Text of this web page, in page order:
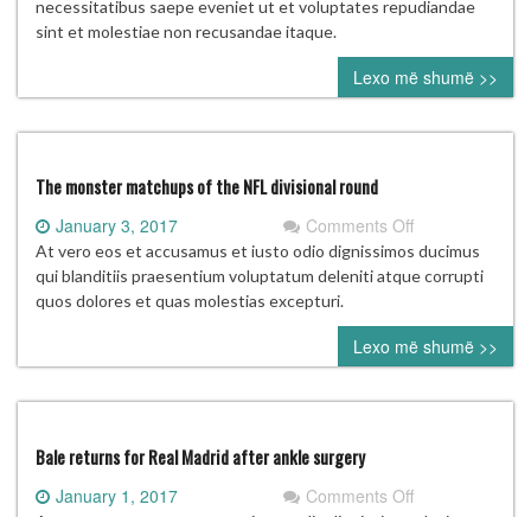
for
Barcelona
with
perfect
necessitatibus saepe eveniet ut et voluptates repudiandae
sint et molestiae non recusandae itaque.
Lexo më shumë >>
The monster matchups of the NFL divisional round
January 3, 2017 Comments Offon
The
monster
of
the
NFL
divisional
At vero eos et accusamus et iusto odio dignissimos ducimus
qui blanditiis praesentium voluptatum deleniti atque corrupti
quos dolores et quas molestias excepturi.
Lexo më shumë >>
Bale returns for Real Madrid after ankle surgery
January 1, 2017 Comments Offon